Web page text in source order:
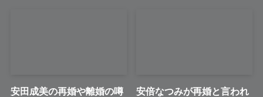
安田成美の再婚や離婚の噂
安倍なつみが再婚と言われ